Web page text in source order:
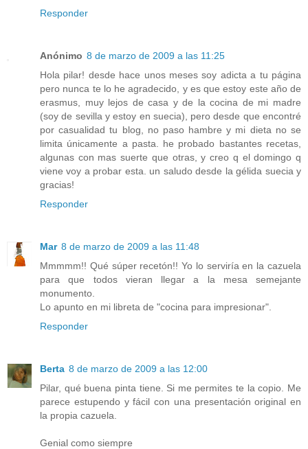
Responder
Anónimo 8 de marzo de 2009 a las 11:25
Hola pilar! desde hace unos meses soy adicta a tu página
pero nunca te lo he agradecido, y es que estoy este año de
erasmus, muy lejos de casa y de la cocina de mi madre
(soy de sevilla y estoy en suecia), pero desde que encontré
por casualidad tu blog, no paso hambre y mi dieta no se
limita únicamente a pasta. he probado bastantes recetas,
algunas con mas suerte que otras, y creo q el domingo q
viene voy a probar esta. un saludo desde la gélida suecia y
gracias!
Responder
Mar 8 de marzo de 2009 a las 11:48
Mmmmm!! Qué súper recetón!! Yo lo serviría en la cazuela
para que todos vieran llegar a la mesa semejante
monumento.
Lo apunto en mi libreta de "cocina para impresionar".
Responder
Berta 8 de marzo de 2009 a las 12:00
Pilar, qué buena pinta tiene. Si me permites te la copio. Me
parece estupendo y fácil con una presentación original en
la propia cazuela.
Genial como siempre